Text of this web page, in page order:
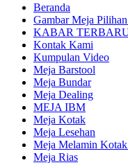
Beranda
Gambar Meja
KABAR
Kontak Kami
Kumpulan Video
Meja Barstool
Meja Bundar
Meja Dealing
MEJA IBM
Meja Kotak
Meja Lesehan
Meja Melamin
Meja Rias